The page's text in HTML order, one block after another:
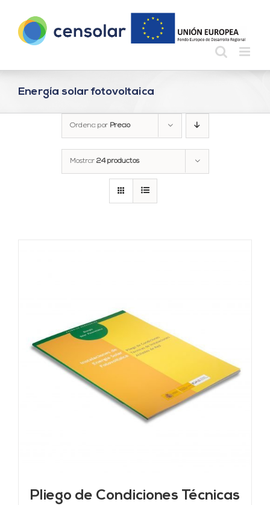
contenido
Energía solar fotovoltaica
Ordena por Precio
Mostrar 24 productos
Pliego de Condiciones Técnicas